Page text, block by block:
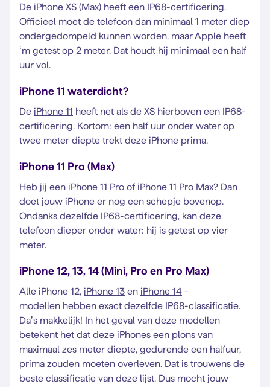
De iPhone XS (Max) heeft een IP68-certificering.
Officieel moet de telefoon dan minimaal 1 meter diep
ondergedompeld kunnen worden, maar Apple heeft
‘m getest op 2 meter. Dat houdt hij minimaal een half
uur vol.
iPhone 11 waterdicht?
De iPhone 11 heeft net als de XS hierboven een IP68-
certificering. Kortom: een half uur onder water op
twee meter diepte trekt deze iPhone prima.
iPhone 11 Pro (Max)
Heb jij een iPhone 11 Pro of iPhone 11 Pro Max? Dan
doet jouw iPhone er nog een schepje bovenop.
Ondanks dezelfde IP68-certificering, kan deze
telefoon dieper onder water: hij is getest op vier
meter.
iPhone 12, 13, 14 (Mini, Pro en Pro Max)
Alle iPhone 12, iPhone 13 en iPhone 14 -
modellen hebben exact dezelfde IP68-classificatie.
Da’s makkelijk! In het geval van deze modellen
betekent het dat deze iPhones een plons van
maximaal zes meter diepte, gedurende een halfuur,
prima zouden moeten overleven. Dat is trouwens de
beste classificatie van deze lijst. Dus mocht jouw